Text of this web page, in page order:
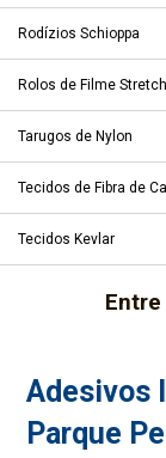
Rodízios Schioppa
Rolos de Filme Stretch
Tarugos de Nylon
Tecidos de Fibra de
Tecidos Kevlar
Adesivos
Parque